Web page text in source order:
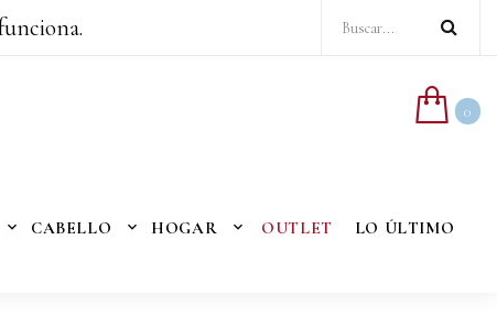
0
CABELLO HOGAR OUTLET
LO ÚLTIMO